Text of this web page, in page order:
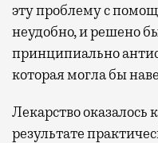
эту проблему с
неудобно, и решено
принципиально
которая могла бы
Лекарство
результате